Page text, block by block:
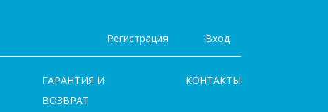
Регистрация Вход
ГАРАНТИЯ И
ВОЗВРАТ
КОНТАКТЫ